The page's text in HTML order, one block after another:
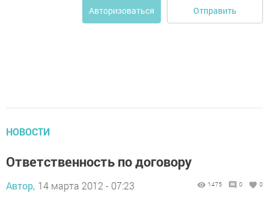
Авторизоваться Отправить
НОВОСТИ
Ответственность по договору
Автор, 14 марта 2012 - 07:23 1475 0 0